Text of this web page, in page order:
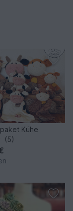
Kühe
(5)